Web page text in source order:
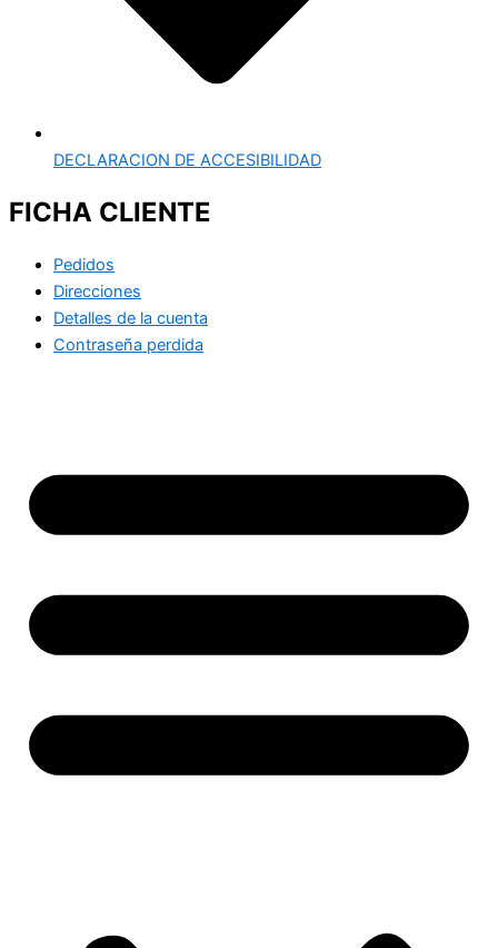
DECLARACION DE ACCESIBILIDAD
FICHA CLIENTE
Pedidos
Direcciones
Detalles de la cuenta
Contraseña perdida